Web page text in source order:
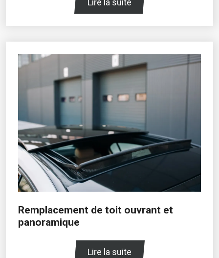
Lire la suite
Remplacement de toit ouvrant et
panoramique
Lire la suite